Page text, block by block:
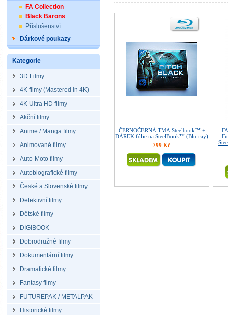
FA Collection
Black Barons
Příslušenství
Dárkové poukazy
Kategorie
3D Filmy
4K filmy (Mastered in 4K)
4K Ultra HD filmy
Akční filmy
Anime / Manga filmy
Animované filmy
Auto-Moto filmy
Autobiografické filmy
České a Slovenské filmy
Detektivní filmy
Dětské filmy
DIGIBOOK
Dobrodružné filmy
Dokumentární filmy
Dramatické filmy
Fantasy filmy
FUTUREPAK / METALPAK
Historické filmy
ČERNOČERNÁ TMA Steelbook™ +
DÁREK fólie na SteelBook™ (Blu-ray)
799 Kč